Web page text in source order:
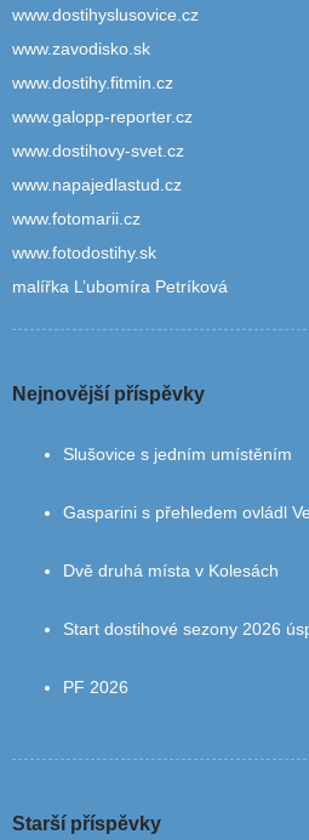
www.dostihyslusovice.cz
www.zavodisko.sk
www.dostihy.fitmin.cz
www.galopp-reporter.cz
www.dostihovy-svet.cz
www.napajedlastud.cz
www.fotomarii.cz
www.fotodostihy.sk
malířka L’ubomíra Petríková
Nejnovější příspěvky
Slušovice s jedním umístěním
Gasparini s přehledem ovládl
Dvě druhá místa v Kolesách
Start dostihové sezony 2026
PF 2026
Starší příspěvky